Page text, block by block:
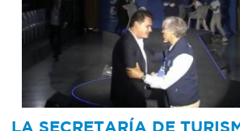
LA SECRETARÍA DE